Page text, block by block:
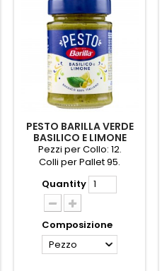
PESTO BARILLA VERDE
BASILICO E LIMONE
GR.190
Pezzi per Collo: 12.
Colli per Pallet 95.
Quantity
Composizione
Pezzo